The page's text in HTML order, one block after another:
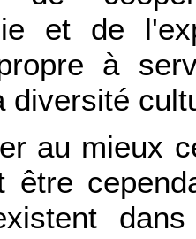
et de
à
diversité
au mieux
être